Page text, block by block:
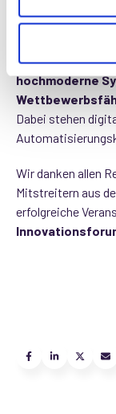
Halbleiterbranche
Automation
hochmoderne
Dabei stehen
Wir danken allen
Mitstreitern aus
erfolgreiche